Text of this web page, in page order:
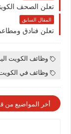
المقال السابق
وظائف الكويت
وظائف في
أخر المواضيع من